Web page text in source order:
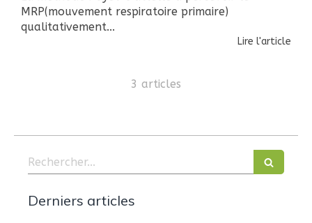
MRP(mouvement respiratoire primaire)
qualitativement...
Lire l'article
3 articles
Rechercher
Derniers articles